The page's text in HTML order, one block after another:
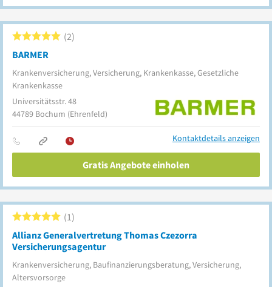
BARMER
Krankenversicherung, Versicherung, Krankenkasse, Gesetzliche
Krankenkasse
2
Universitätsstr. 48
44789 Bochum (Ehrenfeld)
Kontaktdetails anzeigen
Gratis Angebote einholen
Allianz Generalvertretung Thomas Czezorra
Versicherungsagentur
Krankenversicherung, Baufinanzierungsberatung, Versicherung,
Altersvorsorge
1